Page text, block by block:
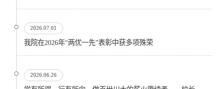
2026.07.01
我院在2026年“两优一先”表彰中获多项殊荣
2026.06.26